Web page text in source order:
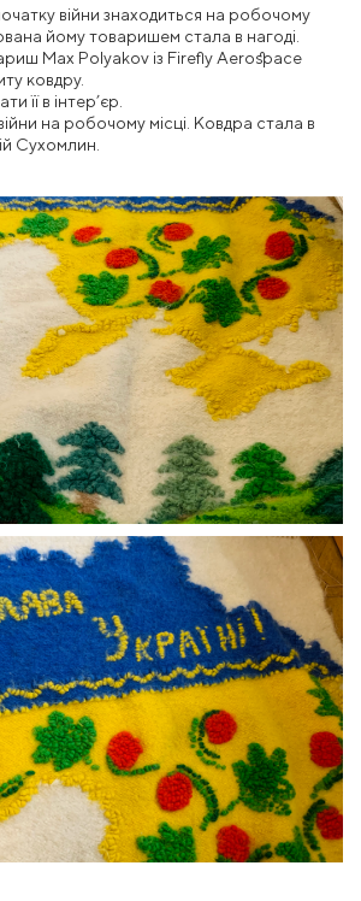
війни знаходиться на робочому
йому товаришем стала в нагоді.
Max Polyakov із Firefly Aerospace
ковдру.
її в інтер’єр.
на робочому місці. Ковдра стала в
Сухомлин.